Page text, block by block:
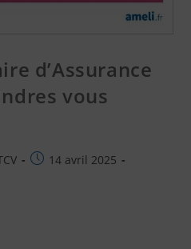
d’Assurance
vous
14 avril 2025